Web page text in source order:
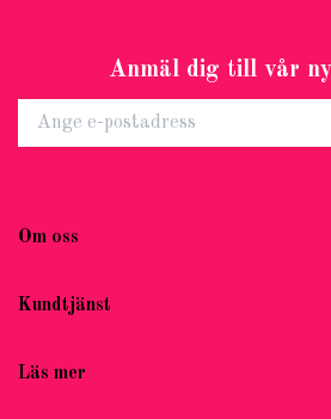
Anmäl dig till vår
Om oss
Kundtjänst
Läs mer